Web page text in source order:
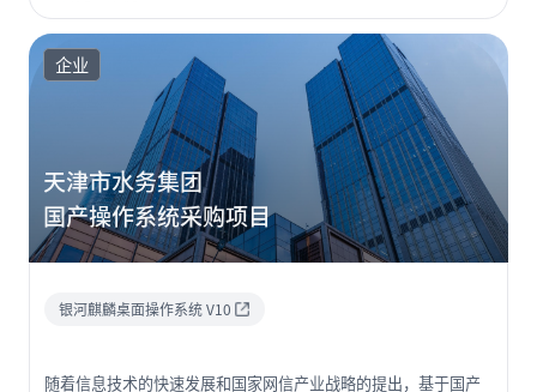
企业
天津市水务集团
国产操作系统采购项目
银河麒麟桌面操作系统 V10
随着信息技术的快速发展和国家网信产业战略的提出，基于国产